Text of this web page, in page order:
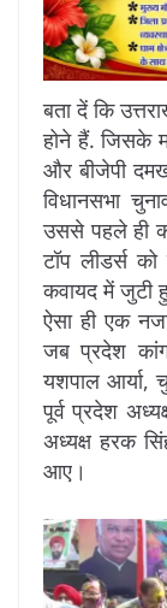
बता दें कि
होने हैं. जिसके
और बीजेपी
विधानसभा
उससे पहले ही
टॉप लीडर्स
कवायद में जुटी
ऐसा ही एक
जब प्रदेश
यशपाल आर्या,
पूर्व प्रदेश
अध्यक्ष हरक
आए।